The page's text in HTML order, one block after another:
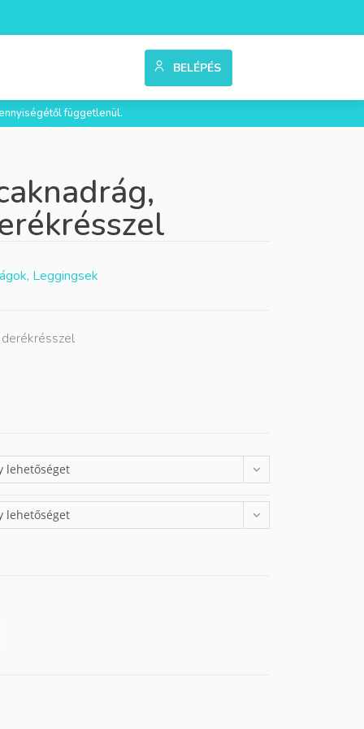
BELÉPÉS
függetlenül.
Leggingsek
lehetőséget
lehetőséget